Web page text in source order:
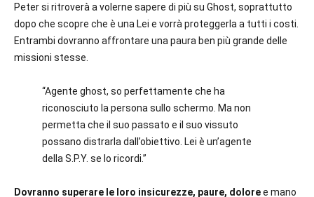
Peter si ritroverà a volerne sapere di più su Ghost, soprattutto
dopo che scopre che è una Lei e vorrà proteggerla a tutti i costi.
Entrambi dovranno affrontare una paura ben più grande delle
missioni stesse.
“Agente ghost, so perfettamente che ha
riconosciuto la persona sullo schermo. Ma non
permetta che il suo passato e il suo vissuto
possano distrarla dall’obiettivo. Lei è un’agente
della S.P.Y. se lo ricordi.”
Dovranno superare le loro insicurezze, paure, doloree mano